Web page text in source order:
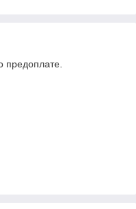
предоплате.